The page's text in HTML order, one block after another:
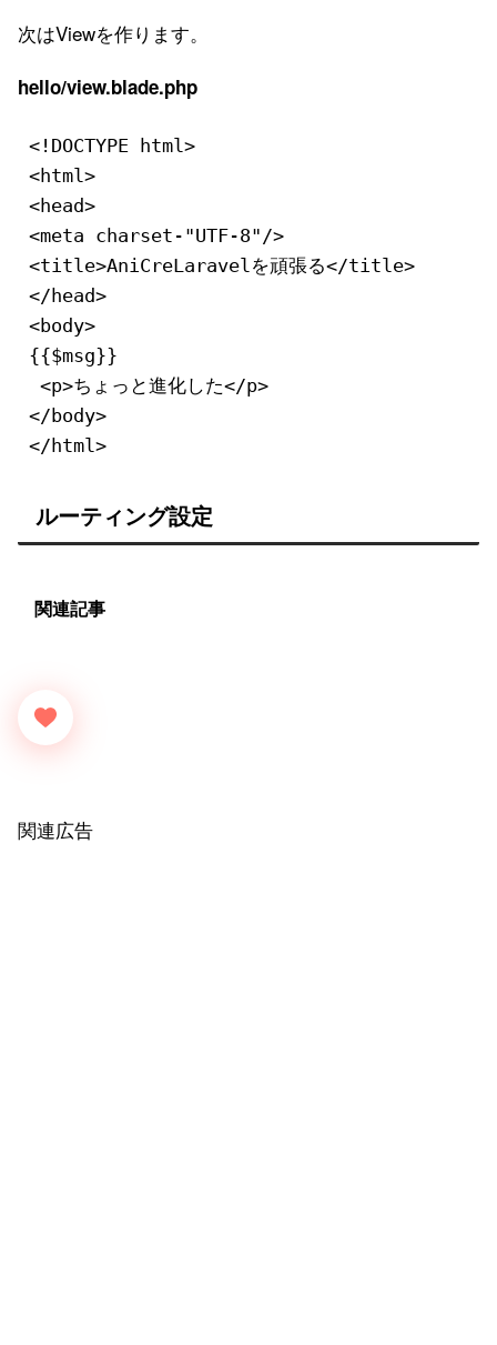
次はViewを作ります。
hello/view.blade.php
<!DOCTYPE html>
<html>
<head>
<meta charset-"UTF-8"/>
<title>AniCreLaravelを頑張る</title>
</head>
<body>
{{$msg}}
<p>ちょっと進化した</p>
</body>
</html>
ルーティング設定
関連記事
関連広告